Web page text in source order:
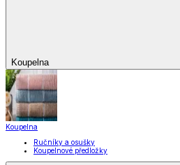
Koupelna
Koupelna
Ručníky a osušky
Koupelnové předložky